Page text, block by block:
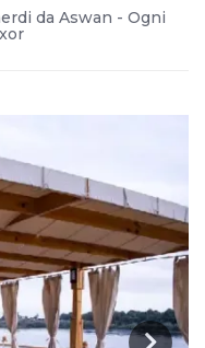
da Aswan - Ogni